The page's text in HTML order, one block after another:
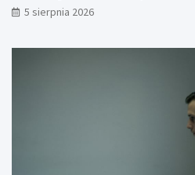
5 sierpnia 2026